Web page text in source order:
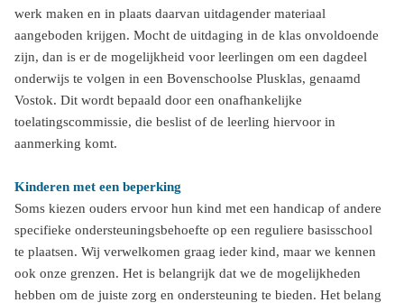
werk maken en in plaats daarvan uitdagender materiaal
aangeboden krijgen. Mocht de uitdaging in de klas onvoldoende
zijn, dan is er de mogelijkheid voor leerlingen om een dagdeel
onderwijs te volgen in een Bovenschoolse Plusklas, genaamd
Vostok. Dit wordt bepaald door een onafhankelijke
toelatingscommissie, die beslist of de leerling hiervoor in
aanmerking komt.
Kinderen met een beperking
Soms kiezen ouders ervoor hun kind met een handicap of andere
specifieke ondersteuningsbehoefte op een reguliere basisschool
te plaatsen. Wij verwelkomen graag ieder kind, maar we kennen
ook onze grenzen. Het is belangrijk dat we de mogelijkheden
hebben om de juiste zorg en ondersteuning te bieden. Het belang